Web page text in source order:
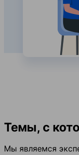
Темы, с
Мы являемся